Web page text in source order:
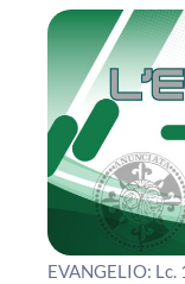
Contacte
EVANGELIO: Lc.